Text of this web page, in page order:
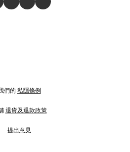
們的 私隱條例
退貨及退款政策
提出意見